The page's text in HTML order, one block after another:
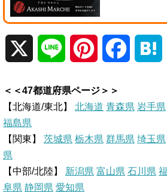
n n c t
＜＜47都道府県ページ＞＞
【北海道/東北】 北海道 青森県 岩手県
福島県
【関東】 茨城県 栃木県 群馬県 埼玉県
県
【中部/北陸】 新潟県 富山県 石川県
阜県 静岡県 愛知県